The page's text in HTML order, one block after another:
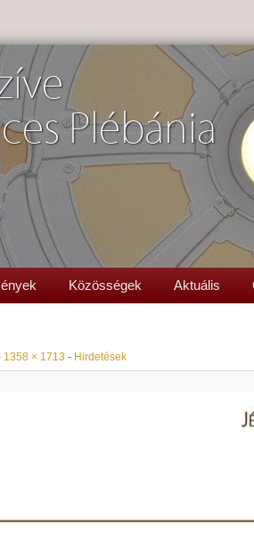
Plébánia
Közösségek Aktuális
1358 × 1713 - Hirdetések